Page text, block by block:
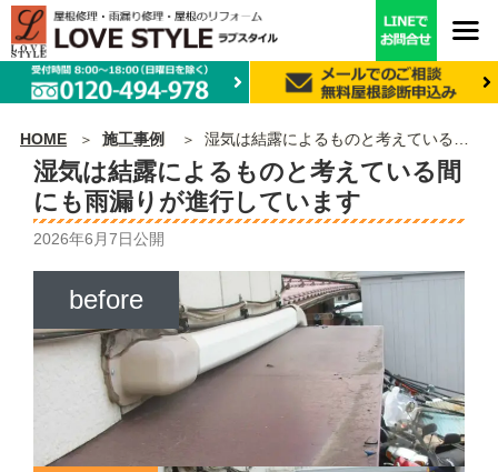
HOME 施工事例 湿気は結露によるものと考えている間にも雨漏りが進行しています
湿気は結露によるものと考えている間
にも雨漏りが進行しています
2026年6月7日公開
before